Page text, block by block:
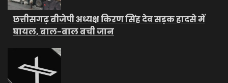
छत्तीसगढ़ बीजेपी अध्यक्ष किरण सिंह देव सड़क हादसे में
घायल, बाल-बाल बची जान